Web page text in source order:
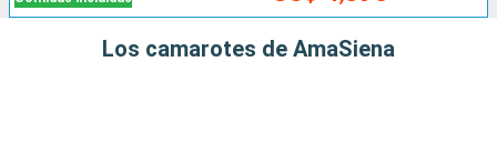
Los camarotes de AmaSiena